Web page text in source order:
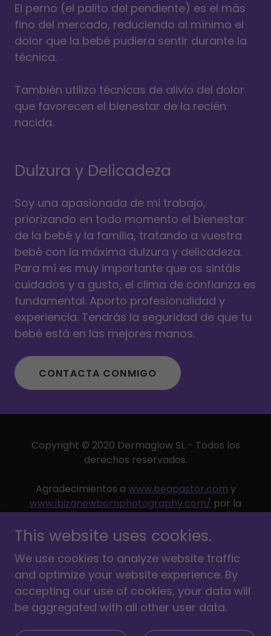
El perno (el palito del pendiente) es el más
fino del mercado, reduciendo al mínimo el
dolor que la bebé pudiera sentir durante la
técnica.
También utilizo técnicas de alivio del dolor
que favorecen el bienestar de la recién
nacida.
Dulzura y Delicadeza
Soy una apasionada de mi trabajo,
priorizando en todo momento el bienestar
de la bebé y la familia, tratando a vuestra
bebé con la máxima dulzura y delicadeza.
Para mí es muy importante que os sintáis
cuidados y a gusto, el clima de confianza es
fundamental. Aporto profesionalidad y
experiencia. Tendrás la seguridad de que tu
bebé está en las mejores manos.
CONTACTA CONMIGO
Copyright © 2020 Dermaglow SL - Todos los
derechos reservados.
Agradecimientos a www.beapastor.com y
www.ibizanewbornphotography.com/ por la
esta web.
POLÍTICA DE PRIVACIDAD
This website uses cookies.
We use cookies to analyze website traffic
and optimize your website experience. By
accepting our use of cookies, your data will
be aggregated with all other user data.